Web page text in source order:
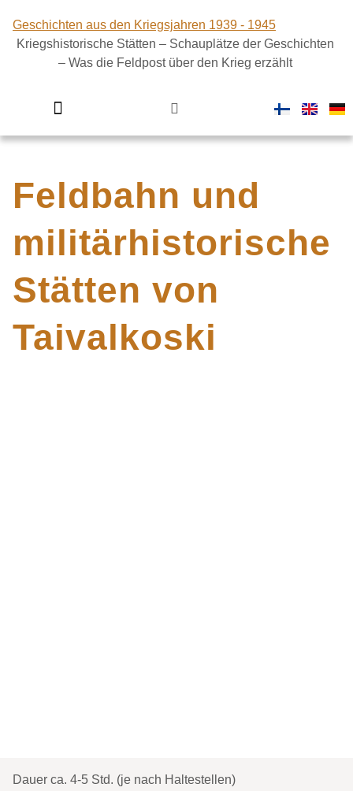
Geschichten aus den Kriegsjahren 1939 - 1945
Kriegshistorische Stätten – Schauplätze der Geschichten
– Was die Feldpost über den Krieg erzählt
Feldbahn und
militärhistorische
Stätten von
Taivalkoski
Dauer ca. 4-5 Std. (je nach Haltestellen)